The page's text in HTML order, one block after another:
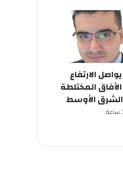
الارتفاع
المختلطة
الشرق الأوسط